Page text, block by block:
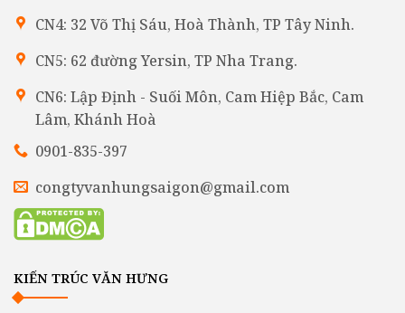
CN4: 32 Võ Thị Sáu, Hoà Thành, TP Tây Ninh.
CN5: 62 đường Yersin, TP Nha Trang.
CN6: Lập Định - Suối Môn, Cam Hiệp Bắc, Cam
Lâm, Khánh Hoà
0901-835-397
congtyvanhungsaigon@gmail.com
KIẾN TRÚC VĂN HƯNG